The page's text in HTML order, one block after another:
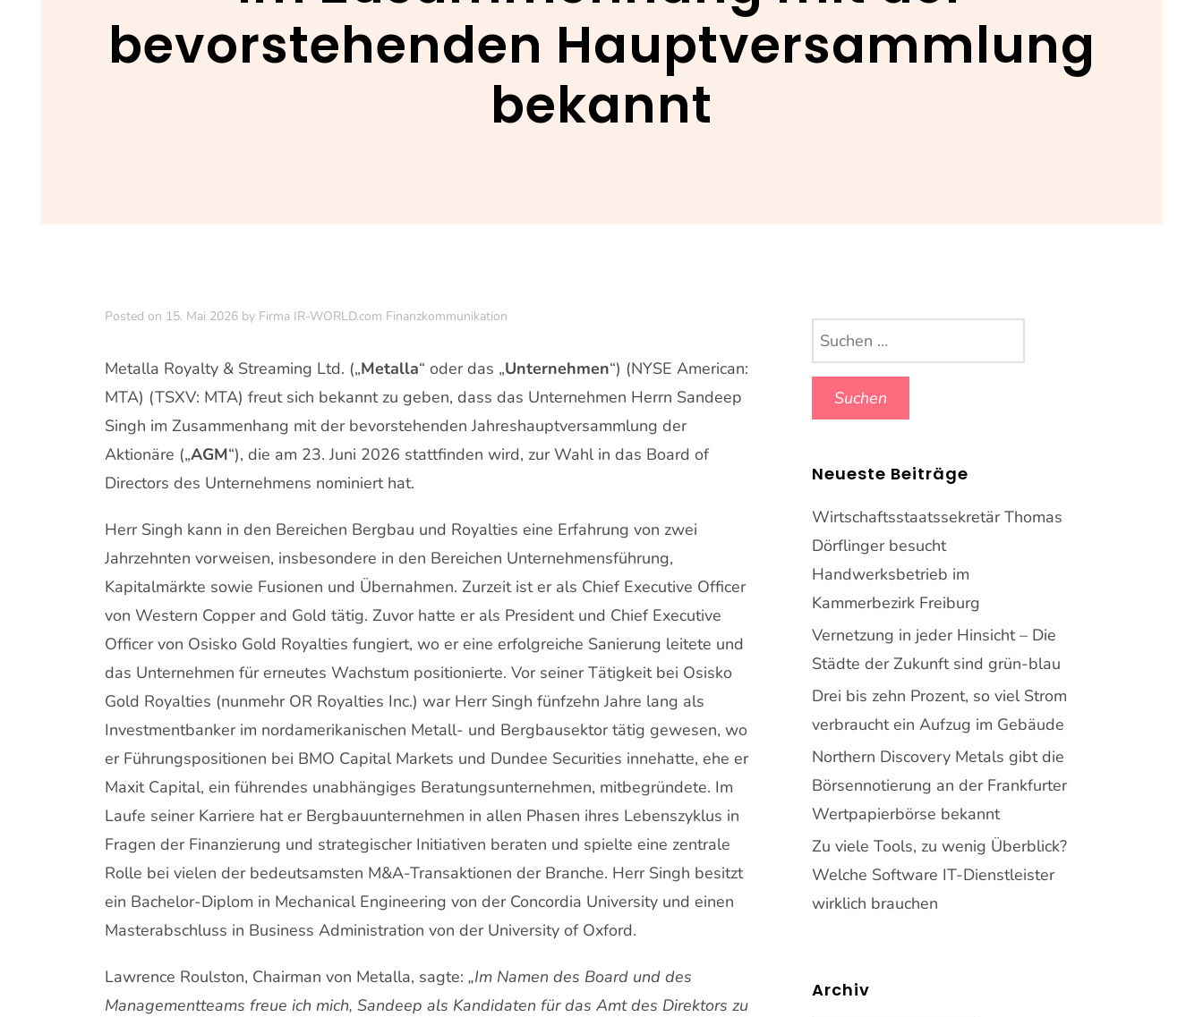
bevorstehenden Hauptversammlung
bekannt
Posted on 15. Mai 2026 by Firma IR-WORLD.com Finanzkommunikation
Metalla Royalty & Streaming Ltd. („Metalla“ oder das „Unternehmen“) (NYSE American:
MTA) (TSXV: MTA) freut sich bekannt zu geben, dass das Unternehmen Herrn Sandeep
Singh im Zusammenhang mit der bevorstehenden Jahreshauptversammlung der
Aktionäre („AGM“), die am 23. Juni 2026 stattfinden wird, zur Wahl in das Board of
Directors des Unternehmens nominiert hat.
Herr Singh kann in den Bereichen Bergbau und Royalties eine Erfahrung von zwei
Jahrzehnten vorweisen, insbesondere in den Bereichen Unternehmensführung,
Kapitalmärkte sowie Fusionen und Übernahmen. Zurzeit ist er als Chief Executive Officer
von Western Copper and Gold tätig. Zuvor hatte er als President und Chief Executive
Officer von Osisko Gold Royalties fungiert, wo er eine erfolgreiche Sanierung leitete und
das Unternehmen für erneutes Wachstum positionierte. Vor seiner Tätigkeit bei Osisko
Gold Royalties (nunmehr OR Royalties Inc.) war Herr Singh fünfzehn Jahre lang als
Investmentbanker im nordamerikanischen Metall- und Bergbausektor tätig gewesen, wo
er Führungspositionen bei BMO Capital Markets und Dundee Securities innehatte, ehe er
Maxit Capital, ein führendes unabhängiges Beratungsunternehmen, mitbegründete. Im
Laufe seiner Karriere hat er Bergbauunternehmen in allen Phasen ihres Lebenszyklus in
Fragen der Finanzierung und strategischer Initiativen beraten und spielte eine zentrale
Rolle bei vielen der bedeutsamsten M&A-Transaktionen der Branche. Herr Singh besitzt
ein Bachelor-Diplom in Mechanical Engineering von der Concordia University und einen
Masterabschluss in Business Administration von der University of Oxford.
Lawrence Roulston, Chairman von Metalla, sagte: „Im Namen des Board und des
Managementteams freue ich mich, Sandeep als Kandidaten für das Amt des Direktors zu
Suchen
nach:
Neueste Beiträge
Wirtschaftsstaatssekretär Thomas
Dörflinger besucht
Handwerksbetrieb im
Kammerbezirk Freiburg
Vernetzung in jeder Hinsicht – Die
Städte der Zukunft sind grün-blau
Drei bis zehn Prozent, so viel Strom
verbraucht ein Aufzug im Gebäude
Northern Discovery Metals gibt die
Börsennotierung an der Frankfurter
Wertpapierbörse bekannt
Zu viele Tools, zu wenig Überblick?
Welche Software IT-Dienstleister
wirklich brauchen
Archiv